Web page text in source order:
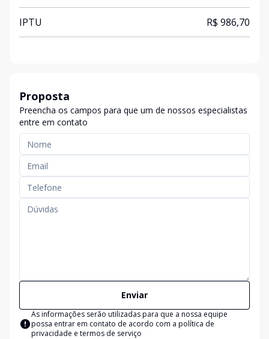
IPTU R$ 986,70
Proposta
Preencha os campos para que um de nossos especialistas
entre em contato
Enviar
As informações serão utilizadas para que a nossa equipe
possa entrar em contato de acordo com a política de
privacidade e termos de serviço